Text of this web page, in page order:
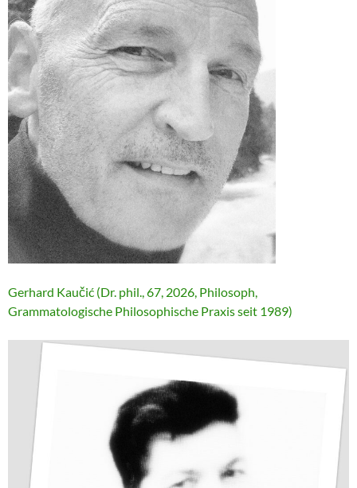
Gerhard Kaučić (Dr. phil., 67, 2026, Philosoph,
Grammatologische Philosophische Praxis seit 1989)